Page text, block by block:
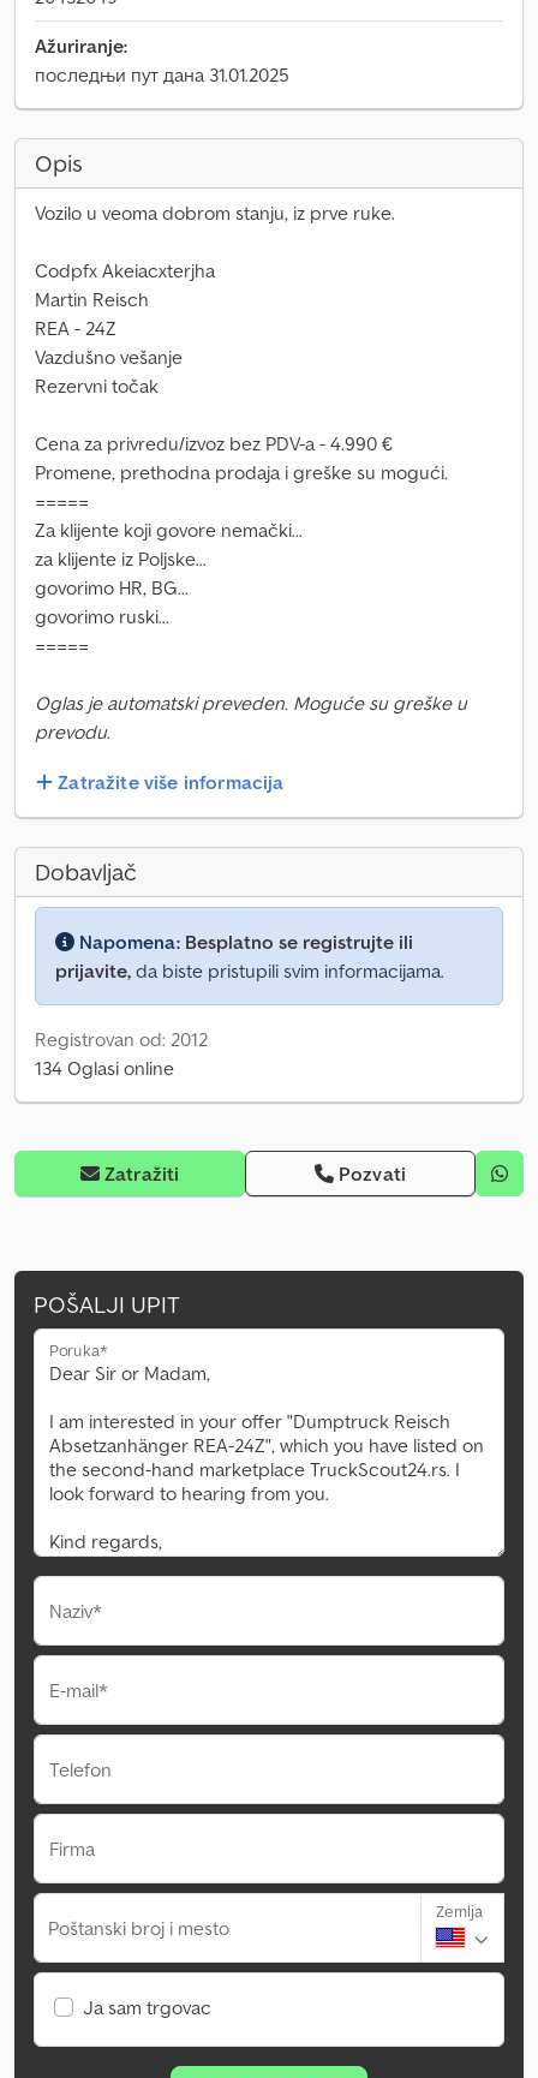
Ažuriranje:
последњи пут дана 31.01.2025
Opis
Vozilo u veoma dobrom stanju, iz prve ruke.
Codpfx Akeiacxterjha
Martin Reisch
REA - 24Z
Vazdušno vešanje
Rezervni točak
Cena za privredu/izvoz bez PDV-a - 4.990 €
Promene, prethodna prodaja i greške su mogući.
=====
Za klijente koji govore nemački...
za klijente iz Poljske...
govorimo HR, BG...
govorimo ruski...
=====
Oglas je automatski preveden. Moguće su greške u
prevodu.
Zatražite više informacija
Dobavljač
Napomena: Besplatno se registrujte ili
prijavite, da biste pristupili svim informacijama.
Registrovan od: 2012
134 Oglasi online
Zatražiti Pozvati
POŠALJI UPIT
Poruka*
Naziv*
E-mail*
Telefon
Firma
Poštanski broj i mesto
Zemlja
Ja sam trgovac